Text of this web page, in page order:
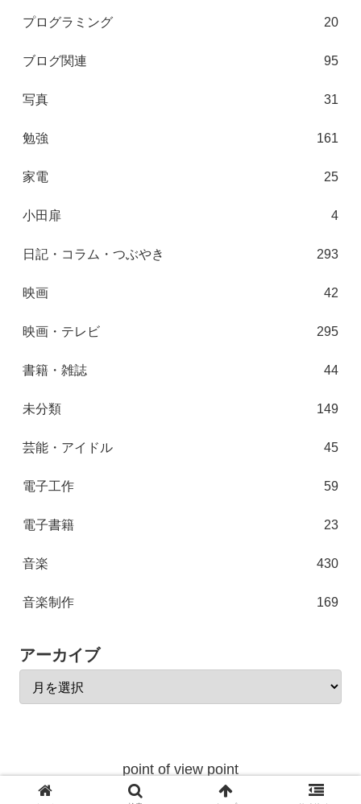
プログラミング 20
ブログ関連 95
写真 31
勉強 161
家電 25
小田扉 4
日記・コラム・つぶやき 293
映画 42
映画・テレビ 295
書籍・雑誌 44
未分類 149
芸能・アイドル 45
電子工作 59
電子書籍 23
音楽 430
音楽制作 169
アーカイブ
point of view point
© 2004 point of view point.